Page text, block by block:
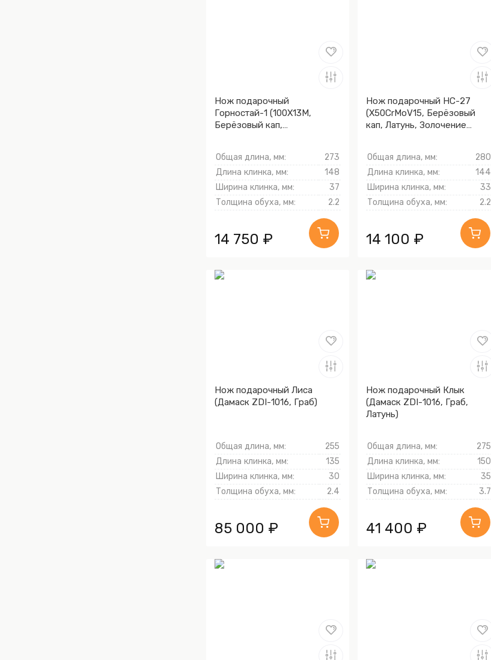
Нож подарочный
Горностай-1 (100Х13М,
Берёзовый кап,
тыльника)
Общая длина, мм:
273
Длина клинка, мм:
148
Ширина клинка, мм:
37
Толщина обуха, мм:
2.2
14 750 ₽
Нож подарочный НС-27
(X50CrMoV15, Берёзовый
кап, Латунь, Золочение
Общая длина, мм:
280
Длина клинка, мм:
144
Ширина клинка, мм:
33
Толщина обуха, мм:
2.2
14 100 ₽
Нож подарочный Лиса
(Дамаск ZDI-1016, Граб)
Общая длина, мм:
255
Длина клинка, мм:
135
Ширина клинка, мм:
30
Толщина обуха, мм:
2.4
85 000 ₽
Нож подарочный Клык
(Дамаск ZDI-1016, Граб,
Латунь)
Общая длина, мм:
275
Длина клинка, мм:
150
Ширина клинка, мм:
35
Толщина обуха, мм:
3.7
41 400 ₽